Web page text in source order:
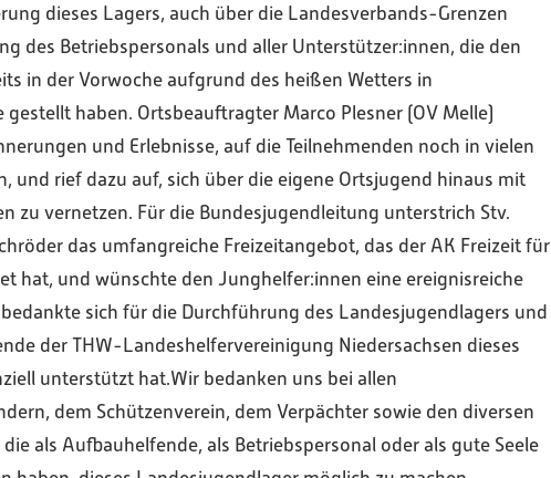
dieses Lagers, auch über die Landesverbands-Grenzen
des Betriebspersonals und aller Unterstützer:innen, die den
in der Vorwoche aufgrund des heißen Wetters in
haben. Ortsbeauftragter Marco Plesner (OV Melle)
und Erlebnisse, auf die Teilnehmenden noch in vielen
und rief dazu auf, sich über die eigene Ortsjugend hinaus mit
zu vernetzen. Für die Bundesjugendleitung unterstrich Stv.
das umfangreiche Freizeitangebot, das der AK Freizeit für
hat, und wünschte den Junghelfer:innen eine ereignisreiche
sich für die Durchführung des Landesjugendlagers und
der THW-Landeshelfervereinigung Niedersachsen dieses
unterstützt hat.Wir bedanken uns bei allen
dem Schützenverein, dem Verpächter sowie den diversen
als Aufbauhelfende, als Betriebspersonal oder als gute Seele